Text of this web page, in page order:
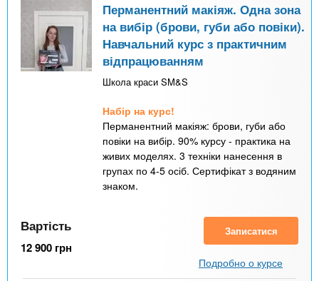
Перманентний макіяж. Одна зона
на вибір (брови, губи або повіки).
Навчальний курс з практичним
відпрацюванням
Школа краси SM&S
Набір на курс!
Перманентний макіяж: брови, губи або
повіки на вибір. 90% курсу - практика на
живих моделях. 3 техніки нанесення в
групах по 4-5 осіб. Сертифікат з водяним
знаком.
Вартість
12 900 грн
Записатися
Подробно о курсе